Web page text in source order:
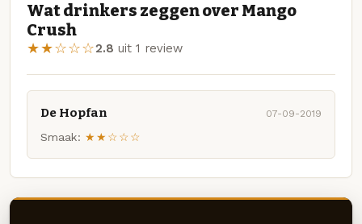
Wat drinkers zeggen over Mango
Crush
★★☆☆☆2.8 uit 1 review
De Hopfan 07-09-2019
Smaak: ★★☆☆☆